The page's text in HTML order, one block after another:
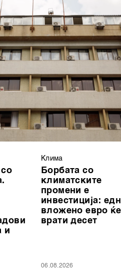
и
Клима
Борбата со
климатските
промени е
инвестиција:
вложено евро ќе
врати десет
06.08.2026